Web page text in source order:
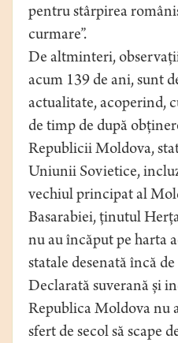
pentru stârpirea
curmare”.
De altminteri,
acum 139 de ani, sunt
actualitate, acoperind,
de timp de după
Republicii Moldova,
Uniunii Sovietice,
vechiul principat al
Basarabiei, ținutul
nu au încăput pe harta
statale desenată încă
Declarată suverană și
Republica Moldova nu
sfert de secol să scape